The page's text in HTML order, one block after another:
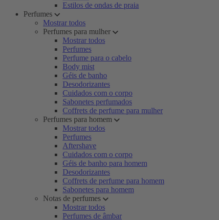
Estilos de ondas de praia
Perfumes
Mostrar todos
Perfumes para mulher
Mostrar todos
Perfumes
Perfume para o cabelo
Body mist
Géis de banho
Desodorizantes
Cuidados com o corpo
Sabonetes perfumados
Coffrets de perfume para mulher
Perfumes para homem
Mostrar todos
Perfumes
Aftershave
Cuidados com o corpo
Géis de banho para homem
Desodorizantes
Coffrets de perfume para homem
Sabonetes para homem
Notas de perfumes
Mostrar todos
Perfumes de âmbar